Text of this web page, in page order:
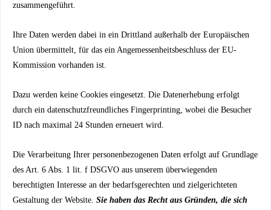
zusammengeführt.
Ihre Daten werden dabei in ein Drittland außerhalb der Europäischen
Union übermittelt, für das ein Angemessenheitsbeschluss der EU-
Kommission vorhanden ist.
Dazu werden keine Cookies eingesetzt. Die Datenerhebung erfolgt
durch ein datenschutzfreundliches Fingerprinting, wobei die Besucher
ID nach maximal 24 Stunden erneuert wird.
Die Verarbeitung Ihrer personenbezogenen Daten erfolgt auf Grundlage
des Art. 6 Abs. 1 lit. f DSGVO aus unserem überwiegenden
berechtigten Interesse an der bedarfsgerechten und zielgerichteten
Gestaltung der Website. Sie haben das Recht aus Gründen, die sich